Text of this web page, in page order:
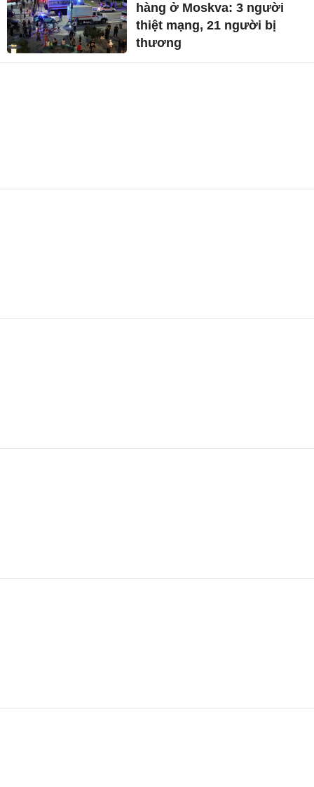
hàng ở Moskva: 3 người
thiệt mạng, 21 người bị
thương